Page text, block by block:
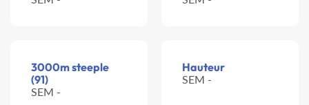
3000m steeple
(91)
SEM -
Hauteur
SEM -